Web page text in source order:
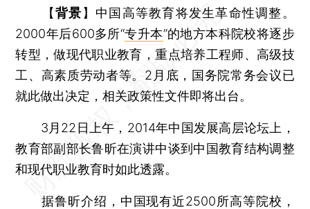
【背景 】中国高等教育将发生革命性调整。
2000年后600多所“专升本”的地方本科院校将逐步
转型，做现代职业教育，重点培养工程师、高级技
工、高素质劳动者等。2月底，国务院常务会议已
就此做出决定，相关政策性文件即将出台。
3月22日上午，2014年中国发展高层论坛上，
教育部副部长鲁昕在演讲中谈到中国教育结构调整
和现代职业教育时如此透露。
据鲁昕介绍，中国现有近2500所高等院校，